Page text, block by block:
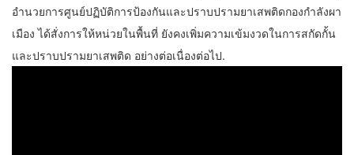
อำนวยการศูนย์ปฏิบัติการป้องกันและปราบปรามยาเสพติดกองกำลังผา
เมือง ได้สั่งการให้หน่วยในพื้นที่ ยังคงเพิ่มความเข้มงวดในการสกัดกั้น
และปราบปรามยาเสพติด อย่างต่อเนื่องต่อไป.